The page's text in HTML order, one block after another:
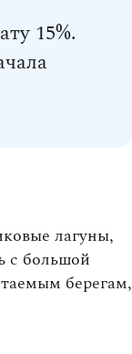
15%.
лагуны,
с большой
берегам,